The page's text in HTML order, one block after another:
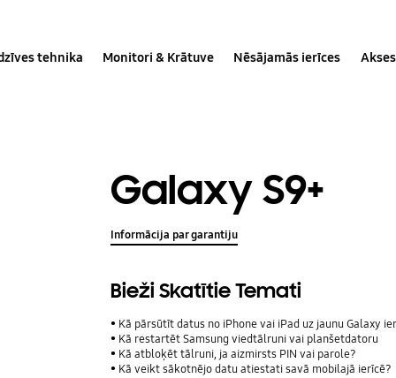
tehnika Monitori & Krātuve Nēsājamās ierīces
Galaxy S9+
Informācija par garantiju
Bieži Skatītie Temati
Kā pārsūtīt datus no iPhone vai iPad uz jaunu Galaxy
Kā restartēt Samsung viedtālruni vai planšetdatoru
Kā atbloķēt tālruni, ja aizmirsts PIN vai parole?
Kā veikt sākotnējo datu atiestati savā mobilajā ierīcē?